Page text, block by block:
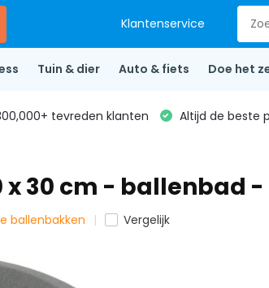
Klantenservice
Tuin & dier Auto & fiets Doe het
tevreden klanten Altijd de beste
30 cm - ballenbad
ballenbakken Vergelijk